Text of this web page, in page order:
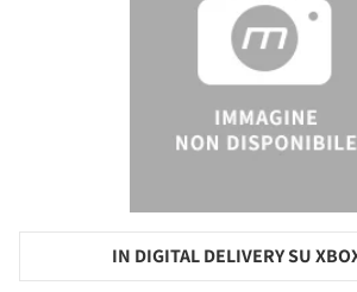
IN DIGITAL DELIVERY SU